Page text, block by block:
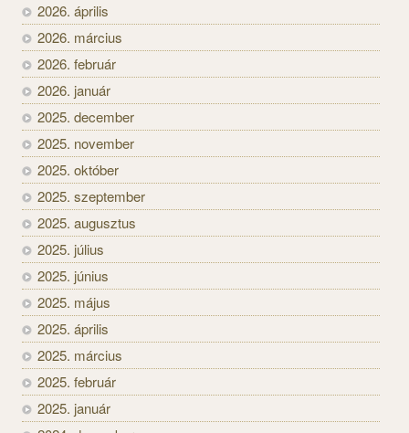
2026. április
2026. március
2026. február
2026. január
2025. december
2025. november
2025. október
2025. szeptember
2025. augusztus
2025. július
2025. június
2025. május
2025. április
2025. március
2025. február
2025. január